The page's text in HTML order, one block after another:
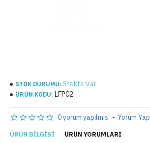
STOK DURUMU: Stokta Var
ÜRÜN KODU: LFP02
0 yorum yapılmış. - Yorum Yap
ÜRÜN BILGISI ÜRÜN YORUMLARI